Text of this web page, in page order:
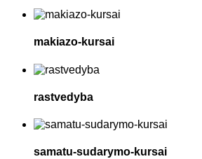
makiazo-kursai
rastvedyba
samatu-sudarymo-kursai